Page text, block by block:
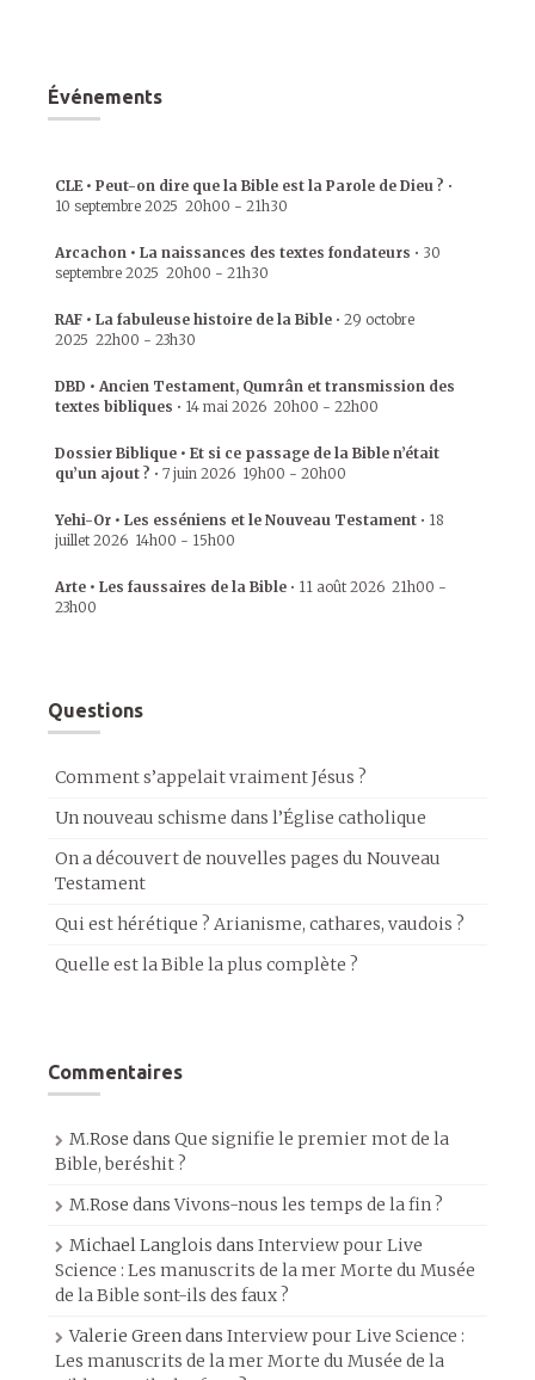
Événements
CLE • Peut-on dire que la Bible est la Parole de Dieu ? •
10 septembre 2025 20h00 - 21h30
Arcachon • La naissances des textes fondateurs • 30
septembre 2025 20h00 - 21h30
RAF • La fabuleuse histoire de la Bible • 29 octobre
2025 22h00 - 23h30
DBD • Ancien Testament, Qumrân et transmission des
textes bibliques • 14 mai 2026 20h00 - 22h00
Dossier Biblique • Et si ce passage de la Bible n’était
qu’un ajout ? • 7 juin 2026 19h00 - 20h00
Yehi-Or • Les esséniens et le Nouveau Testament • 18
juillet 2026 14h00 - 15h00
Arte • Les faussaires de la Bible • 11 août 2026 21h00 -
23h00
Questions
Comment s’appelait vraiment Jésus ?
Un nouveau schisme dans l’Église catholique
On a découvert de nouvelles pages du Nouveau
Testament
Qui est hérétique ? Arianisme, cathares, vaudois ?
Quelle est la Bible la plus complète ?
Commentaires
M.Rose dans Que signifie le premier mot de la
Bible, beréshit ?
M.Rose dansVivons-nous les temps de la fin ?
Michael Langlois dans Interview pour Live
Science : Les manuscrits de la mer Morte du Musée
de la Bible sont-ils des faux ?
Valerie Green dans Interview pour Live Science :
Les manuscrits de la mer Morte du Musée de la